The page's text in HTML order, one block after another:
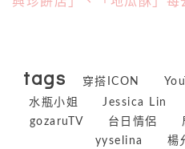
tags 穿搭ICON
水瓶小姐
Jessica Lin
gozaruTV
台日情侶
yyselina
楊